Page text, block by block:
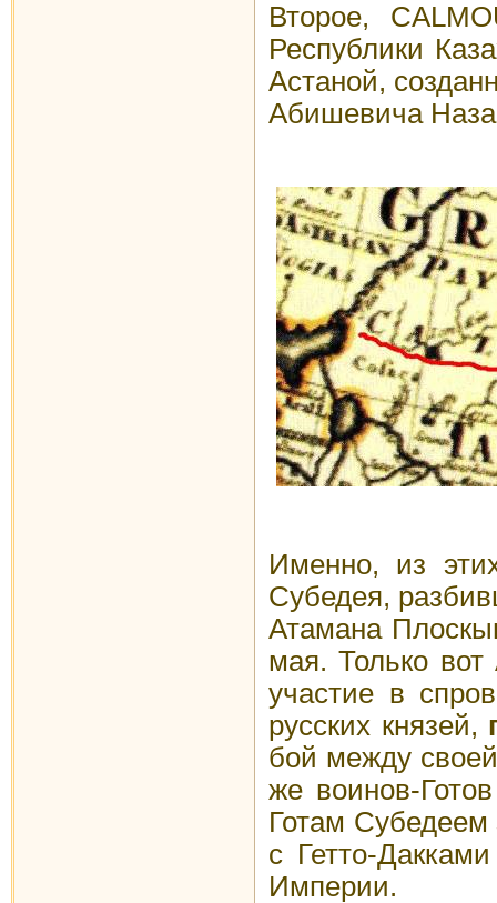
Второе,
Республики
Астаной,
Абишевича
Именно, из
Субедея,
Атамана
мая. Только
участие в
русских князей,
бой между
же воинов-
Готам Субедеем
с Гетто-
Империи.